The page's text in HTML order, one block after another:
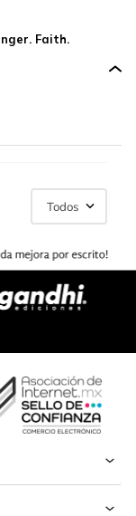
Faith.
Todos